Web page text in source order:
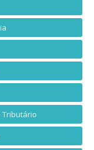
Tributário